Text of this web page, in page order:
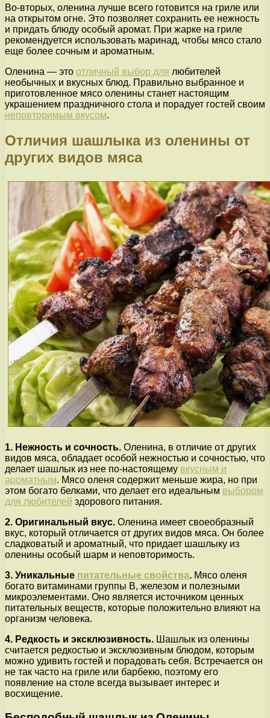
Во-вторых, оленина лучше всего готовится на гриле или
на открытом огне. Это позволяет сохранить ее нежность
и придать блюду особый аромат. При жарке на гриле
рекомендуется использовать маринад, чтобы мясо стало
еще более сочным и ароматным.
Оленина — это отличный выбор для любителей
необычных и вкусных блюд. Правильно выбранное и
приготовленное мясо оленины станет настоящим
украшением праздничного стола и порадует гостей своим
неповторимым вкусом.
Отличия шашлыка из оленины от
других видов мяса
1. Нежность и сочность. Оленина, в отличие от других
видов мяса, обладает особой нежностью и сочностью, что
делает шашлык из нее по-настоящему вкусным и
ароматным. Мясо оленя содержит меньше жира, но при
этом богато белками, что делает его идеальным выбором
для любителей здорового питания.
2. Оригинальный вкус. Оленина имеет своеобразный
вкус, который отличается от других видов мяса. Он более
сладковатый и ароматный, что придает шашлыку из
оленины особый шарм и неповторимость.
3. Уникальные питательные свойства. Мясо оленя
богато витаминами группы В, железом и полезными
микроэлементами. Оно является источником ценных
питательных веществ, которые положительно влияют на
организм человека.
4. Редкость и эксклюзивность. Шашлык из оленины
считается редкостью и эксклюзивным блюдом, которым
можно удивить гостей и порадовать себя. Встречается он
не так часто на гриле или барбекю, поэтому его
появление на столе всегда вызывает интерес и
восхищение.